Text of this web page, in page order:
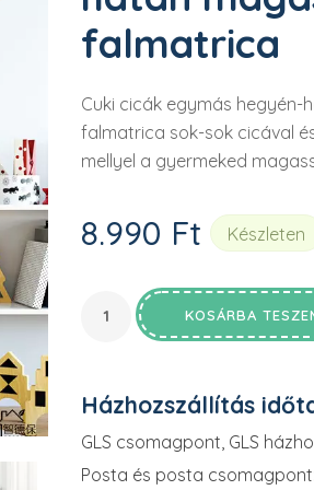
falmatrica
Cuki cicák egymás
falmatrica sok-sok cicával
mellyel a gyermeked
8.990 Ft Készleten
KOSÁRBA
Házhozszállítás
GLS csomagpont, GLS
Posta és posta csomagpont: